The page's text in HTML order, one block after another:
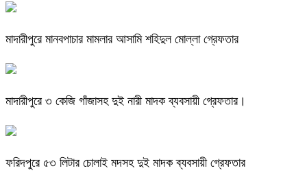
মাদারীপুরে মানবপাচার মামলার আসামি শহিদুল মোল্লা গ্রেফতার
মাদারীপুরে ৩ কেজি গাঁজাসহ দুই নারী মাদক ব্যবসায়ী গ্রেফতার।
ফরিদপুরে ৫৩ লিটার চোলাই মদসহ দুই মাদক ব্যবসায়ী গ্রেফতার